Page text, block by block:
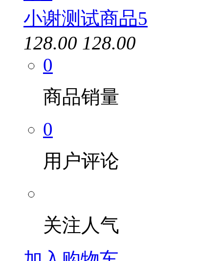
小谢测试商品5
128.00 128.00
0
商品销量
0
用户评论
关注人气